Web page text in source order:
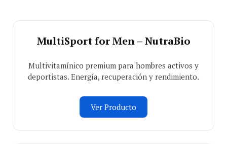
MultiSport for Men – NutraBio
Multivitamínico premium para hombres activos y
deportistas. Energía, recuperación y rendimiento.
Ver Producto